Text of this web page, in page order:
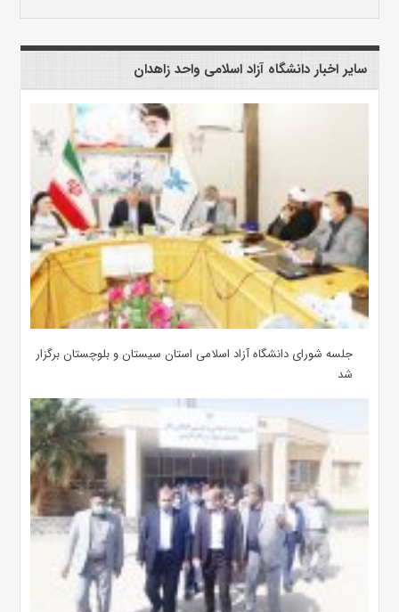
سایر اخبار دانشگاه آزاد اسلامی واحد زاهدان
جلسه شورای دانشگاه آزاد اسلامی استان سیستان و بلوچستان برگزار
شد